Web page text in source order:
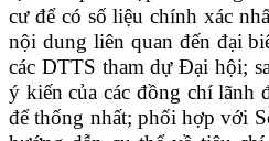
cư để có số liệu chính xác
nội dung liên quan đến đại
các DTTS tham dự Đại hội;
ý kiến của các đồng chí lãnh
để thống nhất; phối hợp với